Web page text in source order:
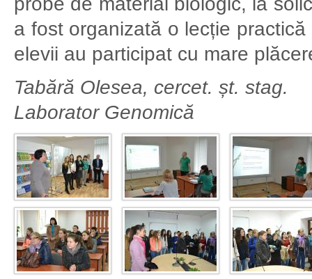
a fost organizată o lecție practică
elevii au participat cu mare
Tabără Olesea, cercet. șt. stag.
Laborator Genomică